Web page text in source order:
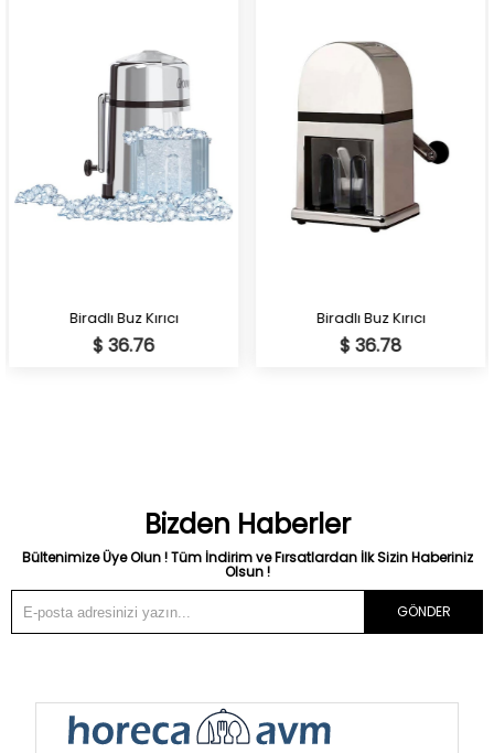
Biradlı Buz Kırıcı
$ 36.76
Biradlı Buz Kırıcı
$ 36.78
Bizden Haberler
Bültenimize Üye Olun ! Tüm İndirim ve Fırsatlardan İlk Sizin Haberiniz
Olsun !
GÖNDER